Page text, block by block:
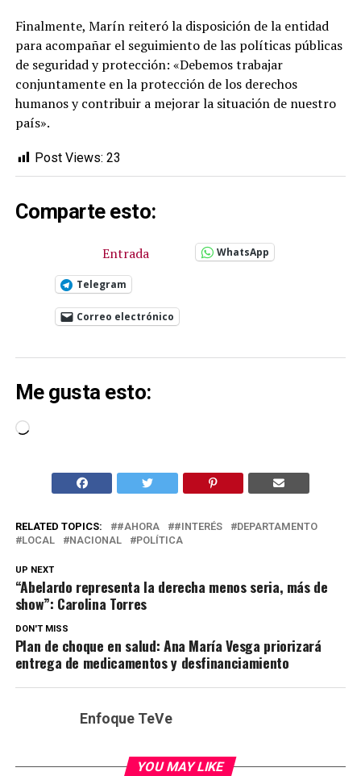
Finalmente, Marín reiteró la disposición de la entidad
para acompañar el seguimiento de las políticas públicas
de seguridad y protección: «Debemos trabajar
conjuntamente en la protección de los derechos
humanos y contribuir a mejorar la situación de nuestro
país».
Post Views: 23
Comparte esto:
Entrada WhatsApp
Telegram
Correo electrónico
Me gusta esto:
Cargando...
RELATED TOPICS: #AHORA #INTERÉS
DEPARTAMENTO
LOCAL
NACIONAL POLÍTICA
UP NEXT
“Abelardo representa la derecha menos seria, más de
show”: Carolina Torres
DON'T MISS
Plan de choque en salud: Ana María Vesga priorizará
entrega de medicamentos y desfinanciamiento
Enfoque TeVe
YOU MAY LIKE